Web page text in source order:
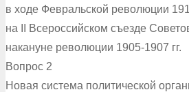
в ходе Февральской революции
на II Всероссийском съезде
накануне революции 1905-1907 гг.
Вопрос 2
Новая система политической